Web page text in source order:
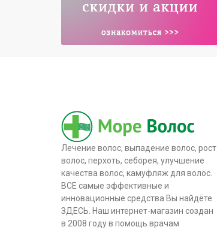
Лечение волос, выпадение волос, рост
волос, перхоть, себорея, улучшение
качества волос, камуфляж для волос.
ВСЕ самые эффективные и
инновационные средства Вы найдёте
ЗДЕСЬ. Наш интернет-магазин создан
в 2008 году в помощь врачам